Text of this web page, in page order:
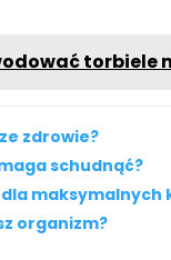
torbiele
zdrowie?
schudnąć?
maksymalnych
organizm?